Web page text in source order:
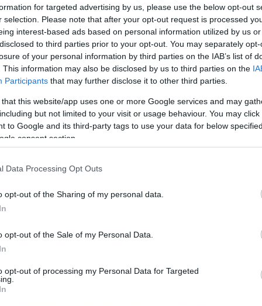
for targeted advertising by us, please use the below opt-out
selection. Please note that after your opt-out request is processed
interest-based ads based on personal information utilized by us
to third parties prior to your opt-out. You may separately
of your personal information by third parties on the IAB’s list of
This information may also be disclosed by us to third parties on the
Participants that may further disclose it to other third parties.
that this website/app uses one or more Google services and may
but not limited to your visit or usage behaviour. You may
to Google and its third-party tags to use your data for below
consent section.
Data Processing Opt Outs
opt-out of the Sharing of my personal data.
opt-out of the Sale of my Personal Data.
opt-out of processing my Personal Data for Targeted
ο Εργκίν Αταμάν μετά
διάρκεια της έντασης.
την άφιξή της στο ξενοδοχείο. Όπως είναι
φραστική επίθεση φιλάθλων της
να οξυνθούν αρκετά τα πνεύματα.